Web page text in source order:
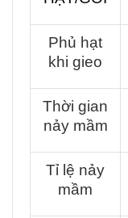
Phủ hạt
khi gieo
Thời gian
nảy mầm
Tỉ lệ nảy
mầm